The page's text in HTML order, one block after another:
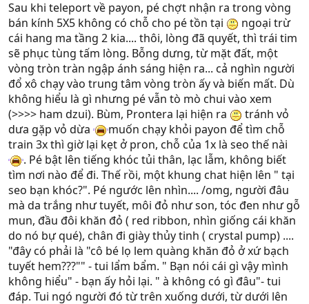
Sau khi teleport về payon, pé chợt nhận ra trong vòng
bán kính 5X5 không có chỗ cho pé tồn tại
ngoại trừ
cái hang ma tầng 2 kia.... thôi, lòng đã quyết, thì trái tim
sẽ phục tùng tấm lòng. Bỗng dưng, từ mặt đất, một
vòng tròn tràn ngập ánh sáng hiện ra... cả nghìn người
đổ xô chạy vào trung tâm vòng tròn ấy và biến mất. Dù
không hiểu là gì nhưng pé vẫn tò mò chui vào xem
(>>>> ham dzui). Bùm, Prontera lại hiện ra
tránh vỏ
dưa gặp vỏ dừa
muốn chạy khỏi payon để tìm chỗ
train 3x thì giờ lại kẹt ở pron, chỗ của 1x là seo thế nài
. Pé bật lên tiếng khóc tủi thân, lạc lẫm, không biết
tìm nơi nào để đi. Thế rồi, một khung chat hiện lên " tại
seo bạn khóc?". Pé ngước lên nhìn.... /omg, người đâu
mà da trắng như tuyết, môi đỏ như son, tóc đen như gỗ
mun, đầu đôi khăn đỏ ( red ribbon, nhìn giống cái khăn
do nó bự qué), chân đi giày thủy tinh ( crystal pump) ....
"đây có phải là "cô bé lọ lem quàng khăn đỏ ở xứ bạch
tuyết hem???"" - tui lẩm bẩm. " Bạn nói cái gì vậy mình
không hiểu" - bạn ấy hỏi lại. " à không có gì đâu"- tui
đáp. Tui ngó người đó từ trên xuống dưới, từ dưới lên